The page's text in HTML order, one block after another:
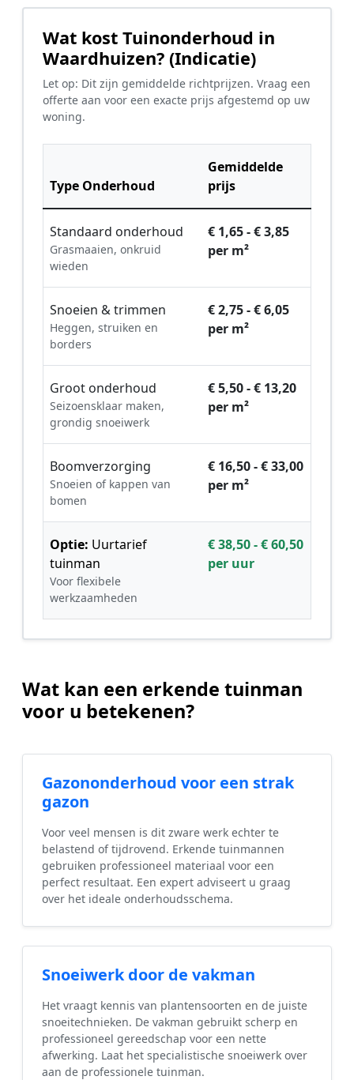
Wat kost Tuinonderhoud in
Waardhuizen? (Indicatie)
Let op: Dit zijn gemiddelde richtprijzen. Vraag een
offerte aan voor een exacte prijs afgestemd op uw
woning.
Type Onderhoud
Gemiddelde
prijs
Standaard onderhoud
Grasmaaien, onkruid
wieden
€ 1,65 - € 3,85
per m²
Snoeien & trimmen
Heggen, struiken en
borders
€ 2,75 - € 6,05
per m²
Groot onderhoud
Seizoensklaar maken,
grondig snoeiwerk
€ 5,50 - € 13,20
per m²
Boomverzorging
Snoeien of kappen van
bomen
€ 16,50 - € 33,00
per m²
Optie: Uurtarief
tuinman
Voor flexibele
werkzaamheden
€ 38,50 - € 60,50
per uur
Wat kan een erkende tuinman
voor u betekenen?
Gazononderhoud voor een strak
gazon
Voor veel mensen is dit zware werk echter te
belastend of tijdrovend. Erkende tuinmannen
gebruiken professioneel materiaal voor een
perfect resultaat. Een expert adviseert u graag
over het ideale onderhoudsschema.
Snoeiwerk door de vakman
Het vraagt kennis van plantensoorten en de juiste
snoeitechnieken. De vakman gebruikt scherp en
professioneel gereedschap voor een nette
afwerking. Laat het specialistische snoeiwerk over
aan de professionele tuinman.